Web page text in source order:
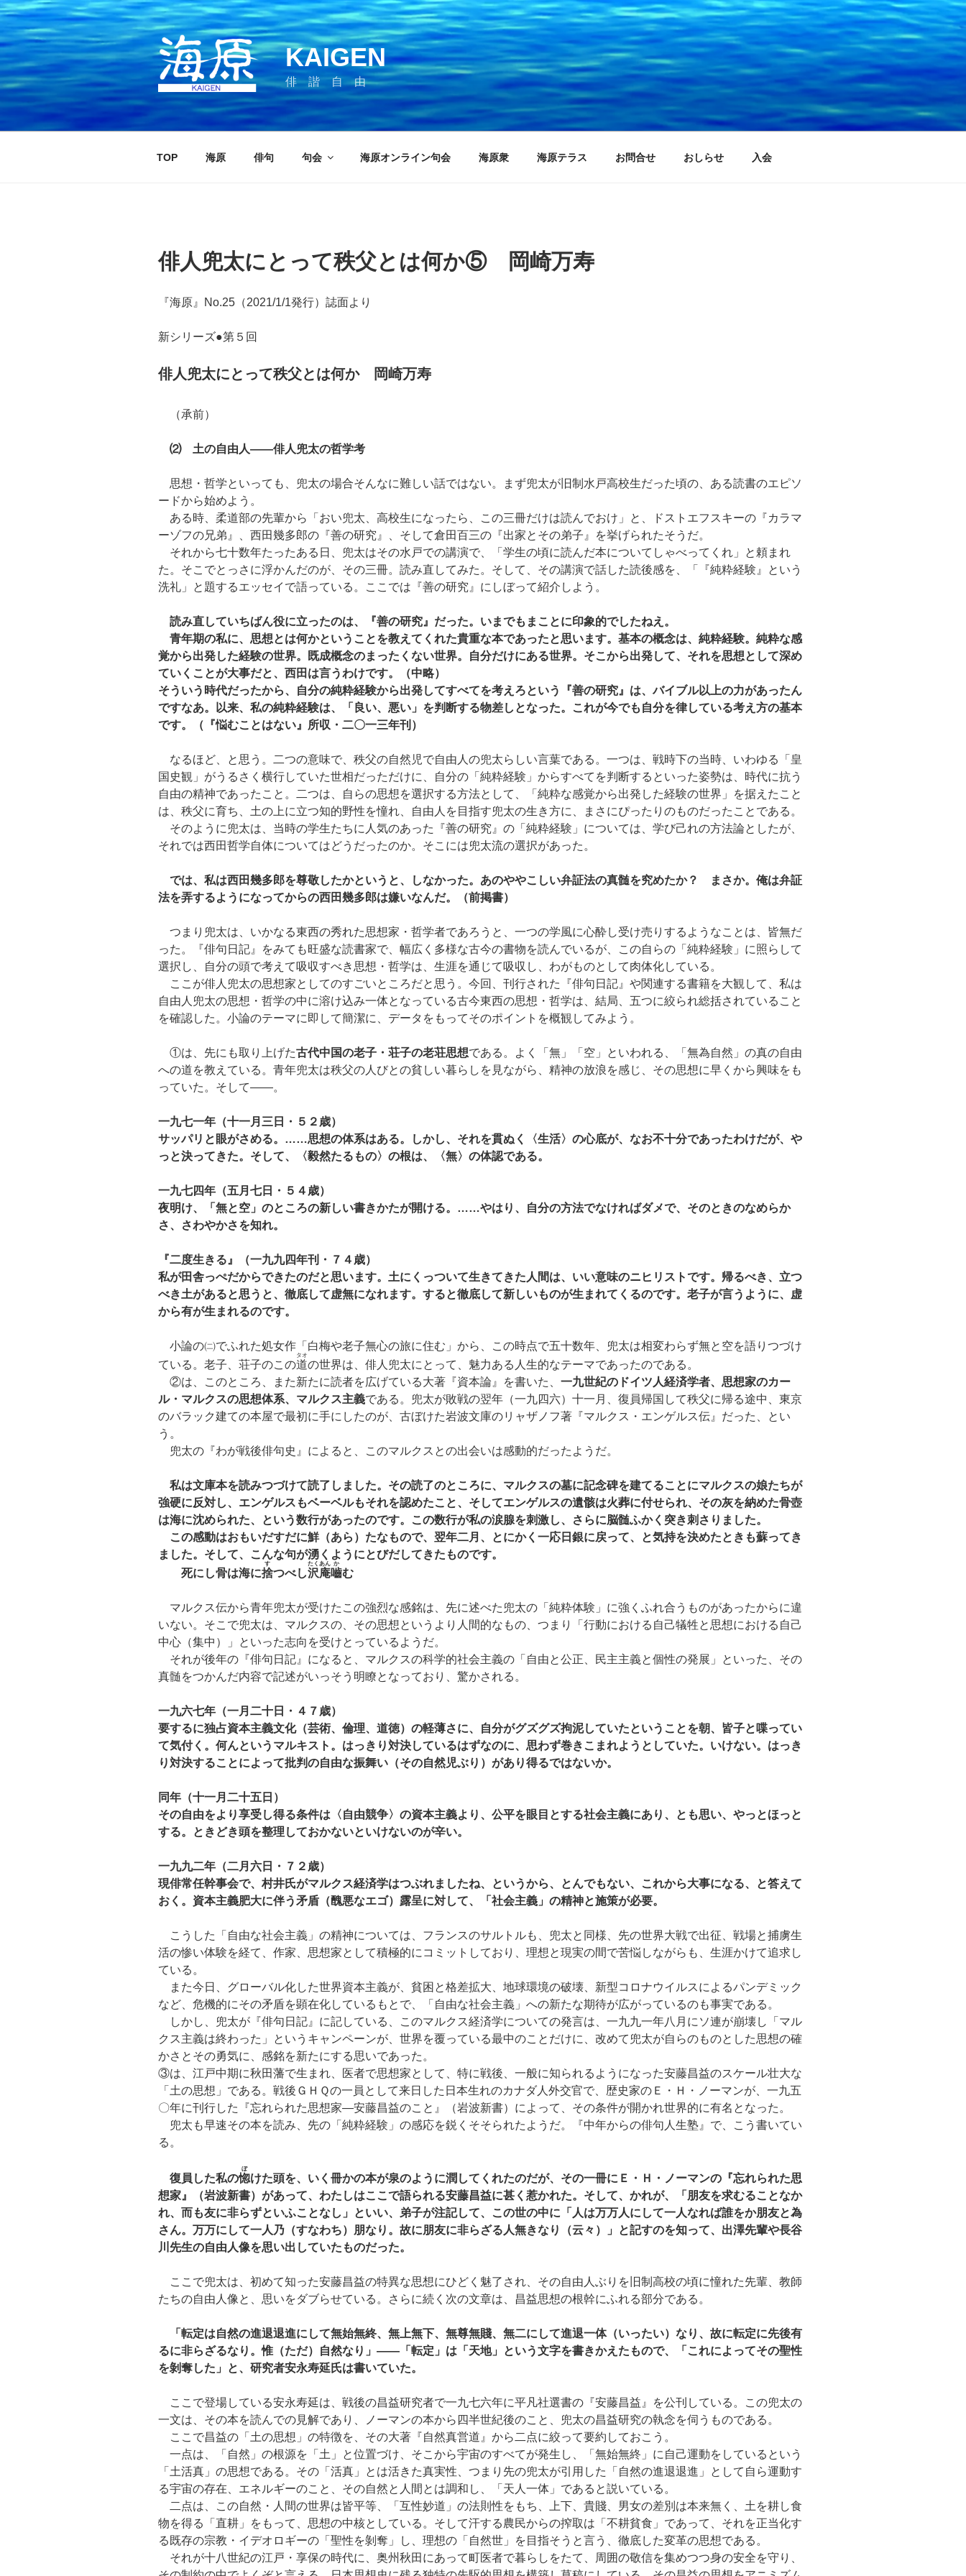
コ
ン
テ
ン
ツ
ス
キ
KAIGEN
俳 諧 自 由
TOP 海原 俳句 句会 海原オンライン句会 海原衆 海原テラス お問合せ おしらせ 入会
俳人兜太にとって秩父とは何か⑤ 岡崎万寿
『海原』No.25（2021/1/1発行）誌面より
新シリーズ●第５回
俳人兜太にとって秩父とは何か 岡崎万寿
（承前）
⑵ 土の自由人――俳人兜太の哲学考
思想・哲学といっても、兜太の場合そんなに難しい話ではない。まず兜太が旧制水戸高校生だった頃の、ある読書のエピソ
ードから始めよう。
ある時、柔道部の先輩から「おい兜太、高校生になったら、この三冊だけは読んでおけ」と、ドストエフスキーの『カラマ
ーゾフの兄弟』、西田幾多郎の『善の研究』、そして倉田百三の『出家とその弟子』を挙げられたそうだ。
それから七十数年たったある日、兜太はその水戸での講演で、「学生の頃に読んだ本についてしゃべってくれ」と頼まれ
た。そこでとっさに浮かんだのが、その三冊。読み直してみた。そして、その講演で話した読後感を、「『純粋経験』という
洗礼」と題するエッセイで語っている。ここでは『善の研究』にしぼって紹介しよう。
読み直していちばん役に立ったのは、『善の研究』だった。いまでもまことに印象的でしたねえ。
青年期の私に、思想とは何かということを教えてくれた貴重な本であったと思います。基本の概念は、純粋経験。純粋な感
覚から出発した経験の世界。既成概念のまったくない世界。自分だけにある世界。そこから出発して、それを思想として深め
ていくことが大事だと、西田は言うわけです。（中略）
そういう時代だったから、自分の純粋経験から出発してすべてを考えろという『善の研究』は、バイブル以上の力があったん
ですなあ。以来、私の純粋経験は、「良い、悪い」を判断する物差しとなった。これが今でも自分を律している考え方の基本
です。（『悩むことはない』所収・二〇一三年刊）
なるほど、と思う。二つの意味で、秩父の自然児で自由人の兜太らしい言葉である。一つは、戦時下の当時、いわゆる「皇
国史観」がうるさく横行していた世相だっただけに、自分の「純粋経験」からすべてを判断するといった姿勢は、時代に抗う
自由の精神であったこと。二つは、自らの思想を選択する方法として、「純粋な感覚から出発した経験の世界」を据えたこと
は、秩父に育ち、土の上に立つ知的野性を憧れ、自由人を目指す兜太の生き方に、まさにぴったりのものだったことである。
そのように兜太は、当時の学生たちに人気のあった『善の研究』の「純粋経験」については、学び己れの方法論としたが、
それでは西田哲学自体についてはどうだったのか。そこには兜太流の選択があった。
では、私は西田幾多郎を尊敬したかというと、しなかった。あのややこしい弁証法の真髄を究めたか？ まさか。俺は弁証
法を弄するようになってからの西田幾多郎は嫌いなんだ。（前掲書）
つまり兜太は、いかなる東西の秀れた思想家・哲学者であろうと、一つの学風に心酔し受け売りするようなことは、皆無だ
った。『俳句日記』をみても旺盛な読書家で、幅広く多様な古今の書物を読んでいるが、この自らの「純粋経験」に照らして
選択し、自分の頭で考えて吸収すべき思想・哲学は、生涯を通じて吸収し、わがものとして肉体化している。
ここが俳人兜太の思想家としてのすごいところだと思う。今回、刊行された『俳句日記』や関連する書籍を大観して、私は
自由人兜太の思想・哲学の中に溶け込み一体となっている古今東西の思想・哲学は、結局、五つに絞られ総括されていること
を確認した。小論のテーマに即して簡潔に、データをもってそのポイントを概観してみよう。
①は、先にも取り上げた古代中国の老子・荘子の老荘思想である。よく「無」「空」といわれる、「無為自然」の真の自由
への道を教えている。青年兜太は秩父の人びとの貧しい暮らしを見ながら、精神の放浪を感じ、その思想に早くから興味をも
っていた。そして――。
一九七一年（十一月三日・５２歳）
サッパリと眼がさめる。……思想の体系はある。しかし、それを貫ぬく〈生活〉の心底が、なお不十分であったわけだが、や
っと決ってきた。そして、〈毅然たるもの〉の根は、〈無〉の体認である。
一九七四年（五月七日・５４歳）
夜明け、「無と空」のところの新しい書きかたが開ける。……やはり、自分の方法でなければダメで、そのときのなめらか
さ、さわやかさを知れ。
『二度生きる』（一九九四年刊・７４歳）
私が田舎っぺだからできたのだと思います。土にくっついて生きてきた人間は、いい意味のニヒリストです。帰るべき、立つ
べき土があると思うと、徹底して虚無になれます。すると徹底して新しいものが生まれてくるのです。老子が言うように、虚
から有が生まれるのです。
小論の㈡でふれた処女作「白梅や老子無心の旅に住む」から、この時点で五十数年、兜太は相変わらず無と空を語りつづけ
ている。老子、荘子のこの道
タオ
の世界は、俳人兜太にとって、魅力ある人生的なテーマであったのである。
②は、このところ、また新たに読者を広げている大著『資本論』を書いた、 一九世紀のドイツ人経済学者、思想家のカー
ル・マルクスの思想体系、マルクス主義である。兜太が敗戦の翌年（一九四六）十一月、復員帰国して秩父に帰る途中、東京
のバラック建ての本屋で最初に手にしたのが、古ぼけた岩波文庫のリャザノフ著『マルクス・エンゲルス伝』だった、とい
う。
兜太の『わが戦後俳句史』によると、このマルクスとの出会いは感動的だったようだ。
私は文庫本を読みつづけて読了しました。その読了のところに、マルクスの墓に記念碑を建てることにマルクスの娘たちが
強硬に反対し、エンゲルスもベーベルもそれを認めたこと、そしてエンゲルスの遺骸は火葬に付せられ、その灰を納めた骨壺
は海に沈められた、という数行があったのです。この数行が私の涙腺を刺激し、さらに脳髄ふかく突き刺さりました。
この感動はおもいだすだに鮮（あら）たなもので、翌年二月、とにかく一応日銀に戻って、と気持を決めたときも蘇ってき
ました。そして、こんな句が湧くようにとびだしてきたものです。
死にし骨は海に捨
す
つべし沢庵
たくあん
嚙
か
む
マルクス伝から青年兜太が受けたこの強烈な感銘は、先に述べた兜太の「純粋体験」に強くふれ合うものがあったからに違
いない。そこで兜太は、マルクスの、その思想というより人間的なもの、つまり「行動における自己犠牲と思想における自己
中心（集中）」といった志向を受けとっているようだ。
それが後年の『俳句日記』になると、マルクスの科学的社会主義の「自由と公正、民主主義と個性の発展」といった、その
真髄をつかんだ内容で記述がいっそう明瞭となっており、驚かされる。
一九六七年（一月二十日・４７歳）
要するに独占資本主義文化（芸術、倫理、道徳）の軽薄さに、自分がグズグズ拘泥していたということを朝、皆子と喋ってい
て気付く。何んというマルキスト。はっきり対決しているはずなのに、思わず巻きこまれようとしていた。いけない。はっき
り対決することによって批判の自由な振舞い（その自然児ぶり）があり得るではないか。
同年（十一月二十五日）
その自由をより享受し得る条件は〈自由競争〉の資本主義より、公平を眼目とする社会主義にあり、とも思い、やっとほっと
する。ときどき頭を整理しておかないといけないのが辛い。
一九九二年（二月六日・７２歳）
現俳常任幹事会で、村井氏がマルクス経済学はつぶれましたね、というから、とんでもない、これから大事になる、と答えて
おく。資本主義肥大に伴う矛盾（醜悪なエゴ）露呈に対して、「社会主義」の精神と施策が必要。
こうした「自由な社会主義」の精神については、フランスのサルトルも、兜太と同様、先の世界大戦で出征、戦場と捕虜生
活の惨い体験を経て、作家、思想家として積極的にコミットしており、理想と現実の間で苦悩しながらも、生涯かけて追求し
ている。
また今日、グローバル化した世界資本主義が、貧困と格差拡大、地球環境の破壊、新型コロナウイルスによるパンデミック
など、危機的にその矛盾を顕在化しているもとで、「自由な社会主義」への新たな期待が広がっているのも事実である。
しかし、兜太が『俳句日記』に記している、このマルクス経済学についての発言は、一九九一年八月にソ連が崩壊し「マル
クス主義は終わった」というキャンペーンが、世界を覆っている最中のことだけに、改めて兜太が自らのものとした思想の確
かさとその勇気に、感銘を新たにする思いであった。
③は、江戸中期に秋田藩で生まれ、医者で思想家として、特に戦後、一般に知られるようになった安藤昌益のスケール壮大な
「土の思想」である。戦後ＧＨＱの一員として来日した日本生れのカナダ人外交官で、歴史家のＥ・Ｈ・ノーマンが、一九五
〇年に刊行した『忘れられた思想家―安藤昌益のこと』（岩波新書）によって、その条件が開かれ世界的に有名となった。
兜太も早速その本を読み、先の「純粋経験」の感応を鋭くそそられたようだ。『中年からの俳句人生塾』で、こう書いてい
る。
復員した私の惚
ぼ
けた頭を、いく冊かの本が泉のように潤してくれたのだが、その一冊にＥ・Ｈ・ノーマンの『忘れられた思
想家』（岩波新書）があって、わたしはここで語られる安藤昌益に甚く惹かれた。そして、かれが、「朋友を求むることなか
れ、而も友に非らずといふことなし」といい、弟子が注記して、この世の中に「人は万万人にして一人なれば誰をか朋友と為
さん。万万にして一人乃（すなわち）朋なり。故に朋友に非らざる人無きなり（云々）」と記すのを知って、出澤先輩や長谷
川先生の自由人像を思い出していたものだった。
ここで兜太は、初めて知った安藤昌益の特異な思想にひどく魅了され、その自由人ぶりを旧制高校の頃に憧れた先輩、教師
たちの自由人像と、思いをダブらせている。さらに続く次の文章は、昌益思想の根幹にふれる部分である。
「転定は自然の進退退進にして無始無終、無上無下、無尊無賤、無二にして進退一体（いったい）なり、故に転定に先後有
るに非らざるなり。惟（ただ）自然なり」――「転定」は「天地」という文字を書きかえたもので、「これによってその聖性
を剝奪した」と、研究者安永寿延氏は書いていた。
ここで登場している安永寿延は、戦後の昌益研究者で一九七六年に平凡社選書の『安藤昌益』を公刊している。この兜太の
一文は、その本を読んでの見解であり、ノーマンの本から四半世紀後のこと、兜太の昌益研究の執念を伺うものである。
ここで昌益の「土の思想」の特徴を、その大著『自然真営道』から二点に絞って要約しておこう。
一点は、「自然」の根源を「土」と位置づけ、そこから宇宙のすべてが発生し、「無始無終」に自己運動をしているという
「土活真」の思想である。その「活真」とは活きた真実性、つまり先の兜太が引用した「自然の進退退進」として自ら運動す
る宇宙の存在、エネルギーのこと、その自然と人間とは調和し、「天人一体」であると説いている。
二点は、この自然・人間の世界は皆平等、「互性妙道」の法則性をもち、上下、貴賤、男女の差別は本来無く、土を耕し食
物を得る「直耕」をもって、思想の中核としている。そして汗する農民からの搾取は「不耕貧食」であって、それを正当化す
る既存の宗教・イデオロギーの「聖性を剝奪」し、理想の「自然世」を目指そうと言う、徹底した変革の思想である。
それが十八世紀の江戸・享保の時代に、奥州秋田にあって町医者で暮らしをたて、周囲の敬信を集めつつ身の安全を守り、